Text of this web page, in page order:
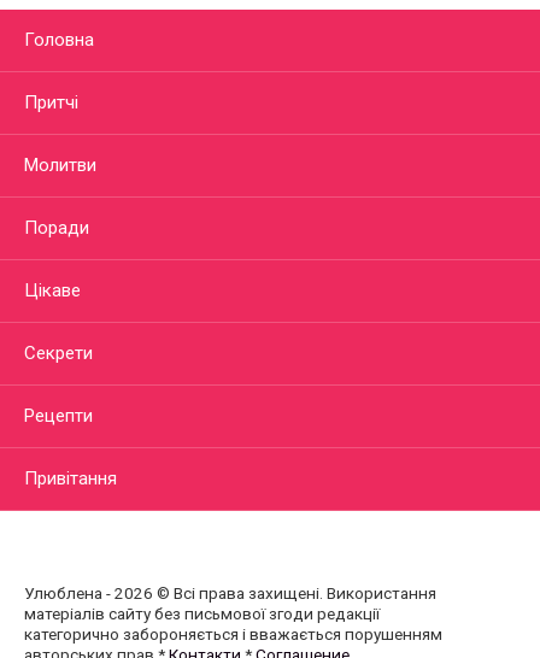
Головна
Притчі
Молитви
Поради
Цікаве
Секрети
Рецепти
Привітання
Улюблена - 2026 © Всі права захищені. Використання
матеріалів сайту без письмової згоди редакції
категорично забороняється і вважається порушенням